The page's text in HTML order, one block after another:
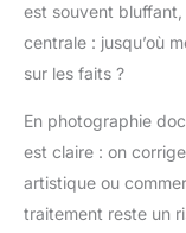
est souvent
centrale : jusqu’où
sur les faits ?
En photographie
est claire : on
artistique ou
traitement reste un